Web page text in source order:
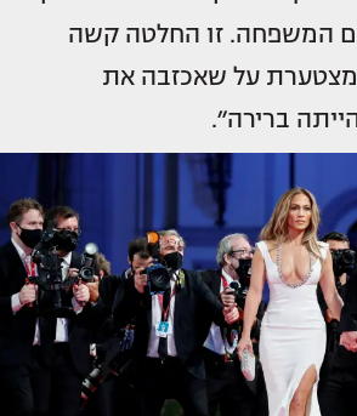
המשפחה. זו החלטה קשה
על שאכזבה את
ברירה״.